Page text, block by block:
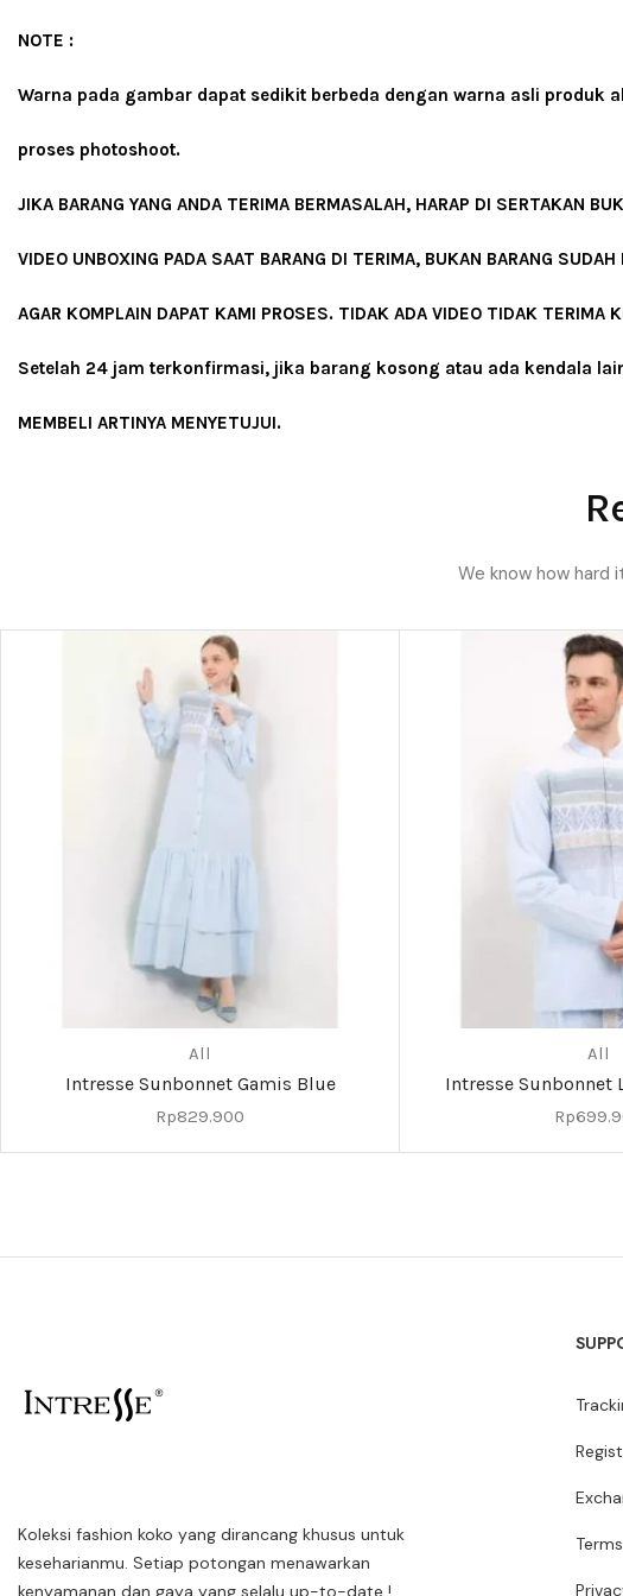
NOTE :
Warna pada gambar dapat sedikit berbeda dengan warna asli produk
proses photoshoot.
JIKA BARANG YANG ANDA TERIMA BERMASALAH, HARAP DI SERTAKAN
VIDEO UNBOXING PADA SAAT BARANG DI TERIMA, BUKAN BARANG SUDAH
AGAR KOMPLAIN DAPAT KAMI PROSES. TIDAK ADA VIDEO TIDAK TERIMA
Setelah 24 jam terkonfirmasi, jika barang kosong atau ada kendala
MEMBELI ARTINYA MENYETUJUI.
We know how
All
Intresse Sunbonnet Gamis Blue
Rp829.900
All
Intresse Sunbonnet
Rp
Koleksi fashion koko yang dirancang khusus untuk
keseharianmu. Setiap potongan menawarkan
kenyamanan dan gaya yang selalu up-to-date !